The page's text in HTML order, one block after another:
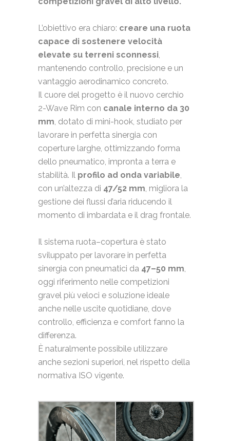
L’obiettivo era chiaro: creare una ruota
capace di sostenere velocità
elevate su terreni sconnessi,
mantenendo controllo, precisione e un
vantaggio aerodinamico concreto.
Il cuore del progetto è il nuovo cerchio
2-Wave Rim con canale interno da 30
mm, dotato di mini-hook, studiato per
lavorare in perfetta sinergia con
coperture larghe, ottimizzando forma
dello pneumatico, impronta a terra e
stabilità. Il profilo ad onda variabile,
con un’altezza di 47/52 mm, migliora la
gestione dei flussi d’aria riducendo il
momento di imbardata e il drag frontale.
Il sistema ruota–copertura è stato
sviluppato per lavorare in perfetta
sinergia con pneumatici da 47–50 mm,
oggi riferimento nelle competizioni
gravel più veloci e soluzione ideale
anche nelle uscite quotidiane, dove
controllo, efficienza e comfort fanno la
differenza.
È naturalmente possibile utilizzare
anche sezioni superiori, nel rispetto della
normativa ISO vigente.